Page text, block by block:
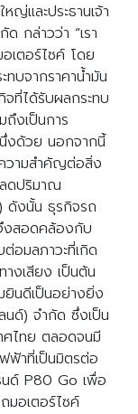
ญ่และประธานเจ้า
กล่าวว่า “เรา
เตอร์ไซค์ โดย
ทบจากราคาน้ำมัน
ที่ได้รับผลกระทบ
ถึงเป็นการ
งด้วย นอกจากนี้
วามสำคัญต่อสิ่ง
ลดปริมาณ
ดังนั้น ธุรกิจรถ
งสอดคล้องกับ
อมลภาวะที่เกิด
างเสียง เป็นต้น
ยินดีเป็นอย่างยิ่ง
ด์) จำกัด ซึ่งเป็น
ศไทย ตลอดจนมี
ฟ้าที่เป็นมิตรต่อ
นด์ P80 Go เพื่อ
มอเตอร์ไซค์